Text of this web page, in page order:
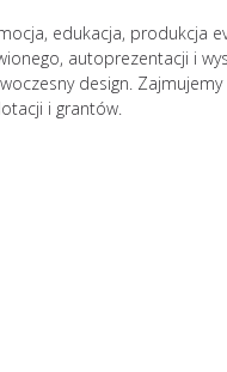
edukacja, produkcja
autoprezentacji i
design. Zajmujemy
i grantów.